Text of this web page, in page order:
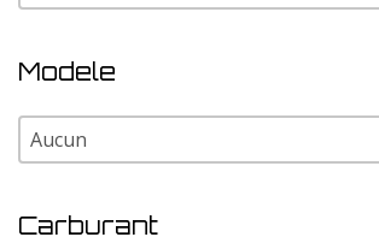
Modele
Modele
Modele
Carburant